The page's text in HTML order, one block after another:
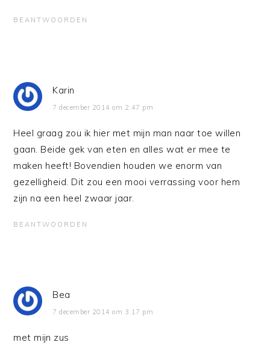
BEANTWOORDEN
Karin
7 december 2014 om 2:47 pm
Heel graag zou ik hier met mijn man naar toe willen
gaan. Beide gek van eten en alles wat er mee te
maken heeft! Bovendien houden we enorm van
gezelligheid. Dit zou een mooi verrassing voor hem
zijn na een heel zwaar jaar.
BEANTWOORDEN
Bea
7 december 2014 om 3:17 pm
met mijn zus